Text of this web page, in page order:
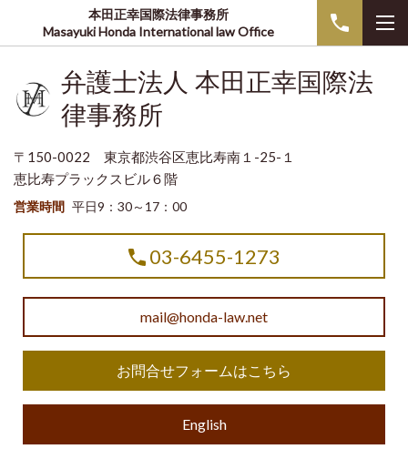
本田正幸国際法律事務所
Masayuki Honda International law Office
弁護士法人 本田正幸国際法
律事務所
〒150-0022 東京都渋谷区恵比寿南１-25-１
恵比寿プラックスビル６階
営業時間 平日9：30～17：00
03-6455-1273
mail@honda-law.net
お問合せフォームはこちら
English